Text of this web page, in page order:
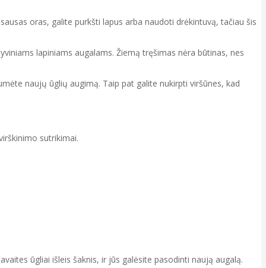
oras, galite purkšti lapus arba naudoti drėkintuvą, tačiau šis
lapiniams augalams. Žiemą tręšimas nėra būtinas, nes
naujų ūglių augimą. Taip pat galite nukirpti viršūnes, kad
sutrikimai.
ūgliai išleis šaknis, ir jūs galėsite pasodinti naują augalą.